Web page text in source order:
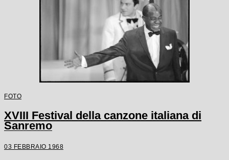
FOTO
XVIII Festival della canzone italiana di
Sanremo
03 FEBBRAIO 1968